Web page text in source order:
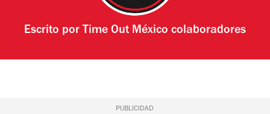
Escrito por Time Out México colaboradores
PUBLICIDAD